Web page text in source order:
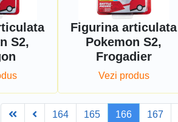
S2,
Figurina articulata
Pokemon S2,
Frogadier
Vezi produs
FirstPrev164 165 166 167